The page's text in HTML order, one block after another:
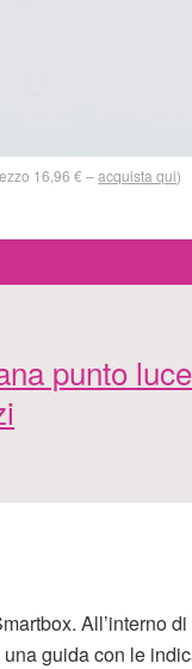
16,96 € –acquista qui)
punto
All’interno di
guida con le